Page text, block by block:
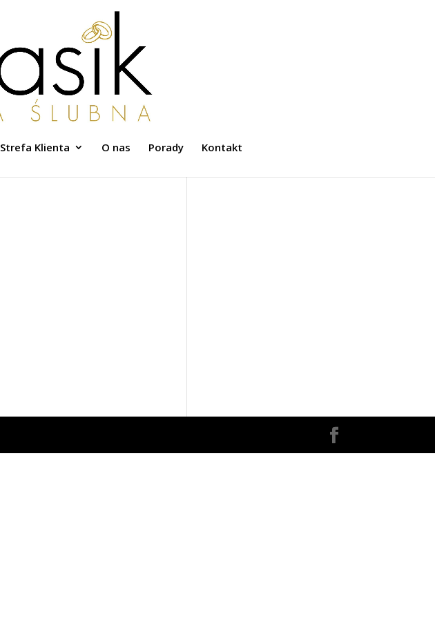
Strefa Klienta O nas Porady Kontakt